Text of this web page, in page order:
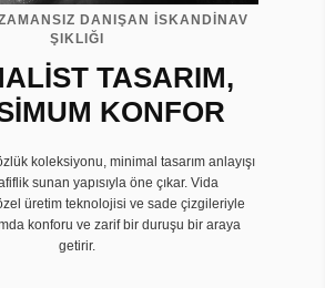
DANIŞAN İSKANDİNAV
ŞIKLIĞI
TASARIM,
KONFOR
koleksiyonu, minimal tasarım anlayışı
sunan yapısıyla öne çıkar. Vida
üretim teknolojisi ve sade çizgileriyle
konforu ve zarif bir duruşu bir araya
getirir.